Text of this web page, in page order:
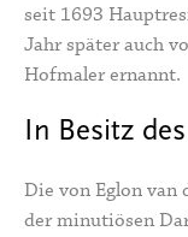
seit 1693
Jahr später auch
Hofmaler ernannt.
In Besitz
Die von Eglon
der minutiösen